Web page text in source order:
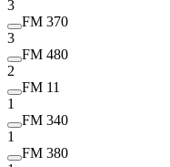
3
FM 370
3
FM 480
2
FM 11
1
FM 340
1
FM 380